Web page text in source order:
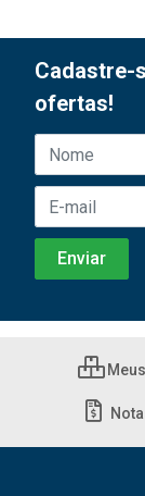
Cadastre-
ofertas!